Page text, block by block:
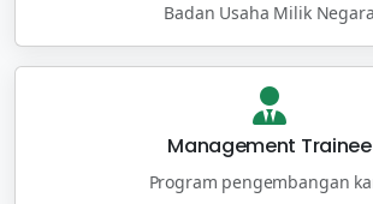
Badan Usaha Milik Negara
Management Trainee
Program pengembangan